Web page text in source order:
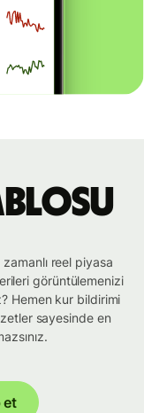
reel piyasa
görüntülemenizi
Hemen kur bildirimi
sayesinde en
et